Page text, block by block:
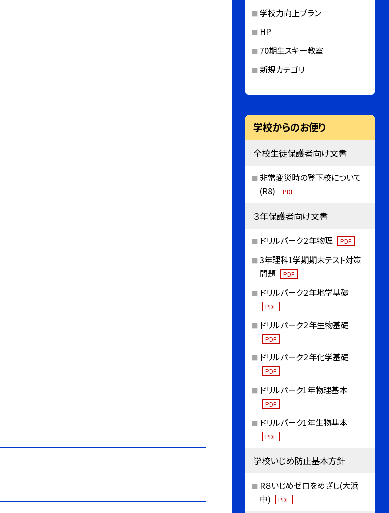
学校力向上プラン
HP
70期生スキー教室
新規カテゴリ
学校からのお便り
全校生徒保護者向け文書
非常変災時の登下校について
(R8)
PDF
３年保護者向け文書
ドリルパーク２年物理 PDF
3年理科1学期期末テスト対策
問題
PDF
ドリルパーク２年地学基礎
PDF
ドリルパーク２年生物基礎
PDF
ドリルパーク２年化学基礎
PDF
ドリルパーク1年物理基本
PDF
ドリルパーク1年生物基本
PDF
学校いじめ防止基本方針
R８いじめゼロをめざし(大浜
中)
PDF